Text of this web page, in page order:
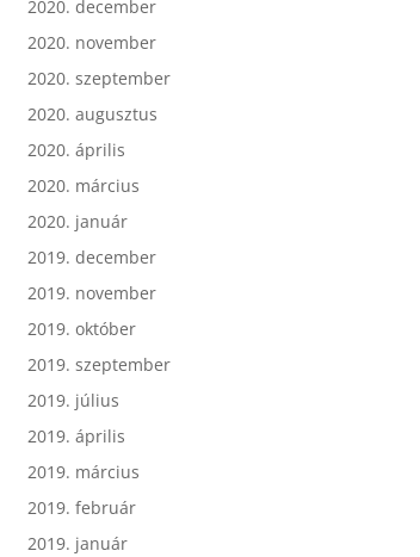
2020. december
2020. november
2020. szeptember
2020. augusztus
2020. április
2020. március
2020. január
2019. december
2019. november
2019. október
2019. szeptember
2019. július
2019. április
2019. március
2019. február
2019. január